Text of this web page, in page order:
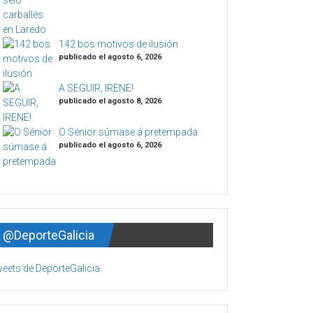
142 bos motivos de ilusión
publicado el agosto 6, 2026
A SEGUIR, IRENE!
publicado el agosto 8, 2026
O Sénior súmase á pretempada
publicado el agosto 6, 2026
@DeporteGalicia
de DeporteGalicia